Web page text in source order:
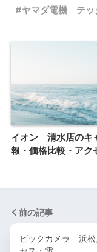
ヤマダ電機 テッ
イオン 清水店のキ
報・価格比較・アク
前の記事
ビックカメラ 浜松